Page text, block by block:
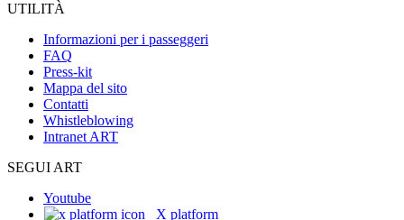
UTILITÀ
Informazioni per i passeggeri
FAQ
Press-kit
Mappa del sito
Contatti
Whistleblowing
Intranet ART
SEGUI ART
Youtube
X platform